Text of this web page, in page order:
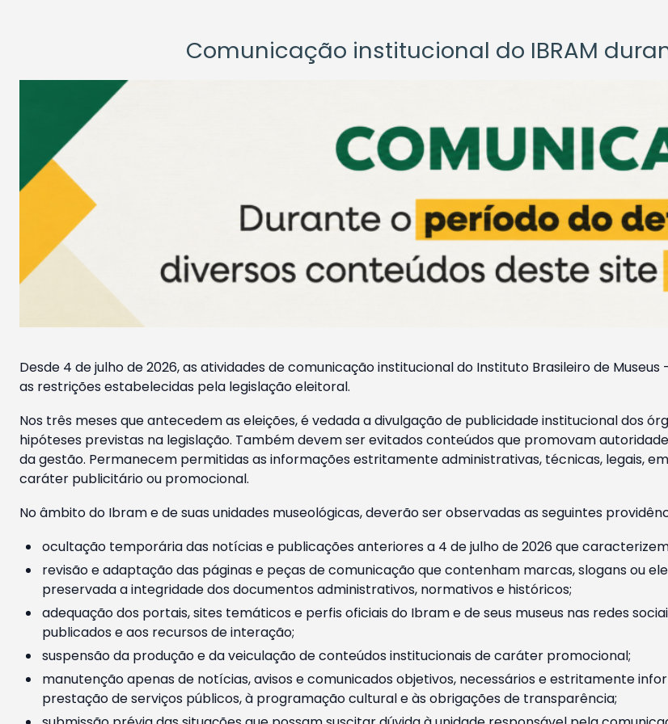
Comunicação institucional do IBRAM
Desde 4 de julho de 2026, as atividades de comunicação institucional do Instituto Brasileiro de
as restrições estabelecidas pela legislação eleitoral.
Nos três meses que antecedem as eleições, é vedada a divulgação de publicidade institucional dos
hipóteses previstas na legislação. Também devem ser evitados conteúdos que promovam
da gestão. Permanecem permitidas as informações estritamente administrativas, técnicas, legais,
caráter publicitário ou promocional.
No âmbito do Ibram e de suas unidades museológicas, deverão ser observadas as seguintes
ocultação temporária das notícias e publicações anteriores a 4 de julho de 2026 que
revisão e adaptação das páginas e peças de comunicação que contenham marcas, slogans ou
preservada a integridade dos documentos administrativos, normativos e históricos;
adequação dos portais, sites temáticos e perfis oficiais do Ibram e de seus museus nas redes
publicados e aos recursos de interação;
suspensão da produção e da veiculação de conteúdos institucionais de caráter promocional;
manutenção apenas de notícias, avisos e comunicados objetivos, necessários e estritamente
prestação de serviços públicos, à programação cultural e às obrigações de transparência;